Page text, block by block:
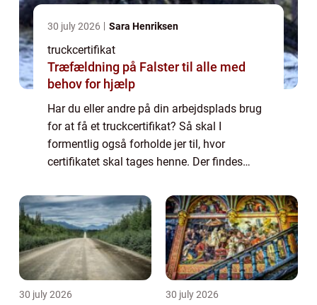
30 july 2026 Sara Henriksen
truckcertifikat
Træfældning på Falster til alle med
behov for hjælp
Har du eller andre på din arbejdsplads brug
for at få et truckcertifikat? Så skal I
formentlig også forholde jer til, hvor
certifikatet skal tages henne. Der findes
kan hjælpe...
30 july 2026 30 july 2026